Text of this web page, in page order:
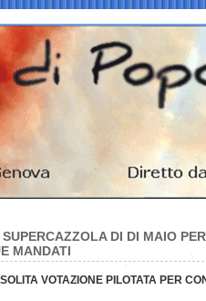
SUPERCAZZOLA DI DI MAIO
MANDATI
VOTAZIONE PILOTATA PER